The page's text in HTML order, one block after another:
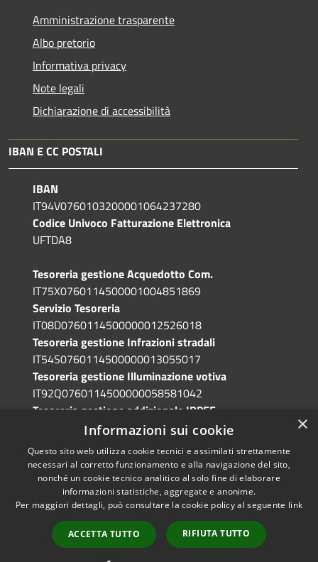
Amministrazione trasparente
Albo pretorio
Informativa privacy
Note legali
Dichiarazione di accessibilità
IBAN E CC POSTALI
IBAN
IT94V0760103200001064237280
Codice Univoco Fatturazione Elettronica
UFTDA8
Tesoreria gestione Acquedotto Com.
IT75X0760114500001004851869
Servizio Tesoreria
IT08D0760114500000012526018
Tesoreria gestione Infrazioni stradali
IT54S0760114500000013055017
Tesoreria gestione Illuminazione votiva
IT92Q0760114500000058581042
Tesoreria gestione addizionale IRPEF
IT71A0760114500000086341765
Accessibilità
Copyright © 2026 • Comune di
Grotte di Castro • Powered by
Municipium•
Accesso
redazione
×
Informazioni sui cookie
Questo sito web utilizza cookie tecnici e assimilati strettamente
necessari al corretto funzionamento e alla navigazione del sito,
nonché un cookie tecnico analitico al solo fine di elaborare
informazioni statistiche, aggregate e anonime.
Per maggiori dettagli, può consultare la cookie policy al seguente link
ACCETTA TUTTO RIFIUTA TUTTO